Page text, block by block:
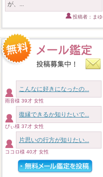
が、...
投稿者：まゆ
こんなに好きになったの...
雨音様 39才 女性
復縁できるか知りたいで...
ぴぃ様 37才 女性
片思いの行方が知りたい...
ココロ様 40才 女性